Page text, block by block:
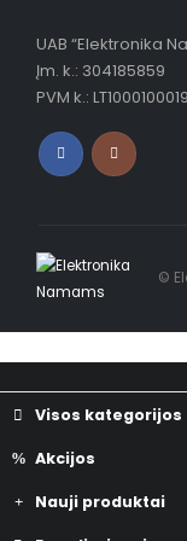
UAB “Elektronika
Įm. k.: 304185859
PVM k.:
©
Visos kategorijos
Akcijos
Nauji produktai